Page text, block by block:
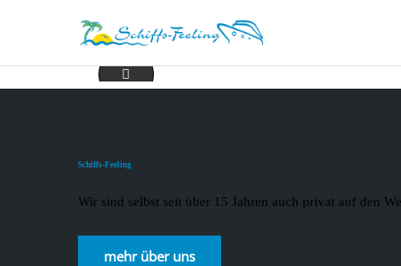
teaserbox_2484622515
Schiffs-Feeling
Wir sind selbst seit über 15 Jahren auch privat auf den
mehr über uns